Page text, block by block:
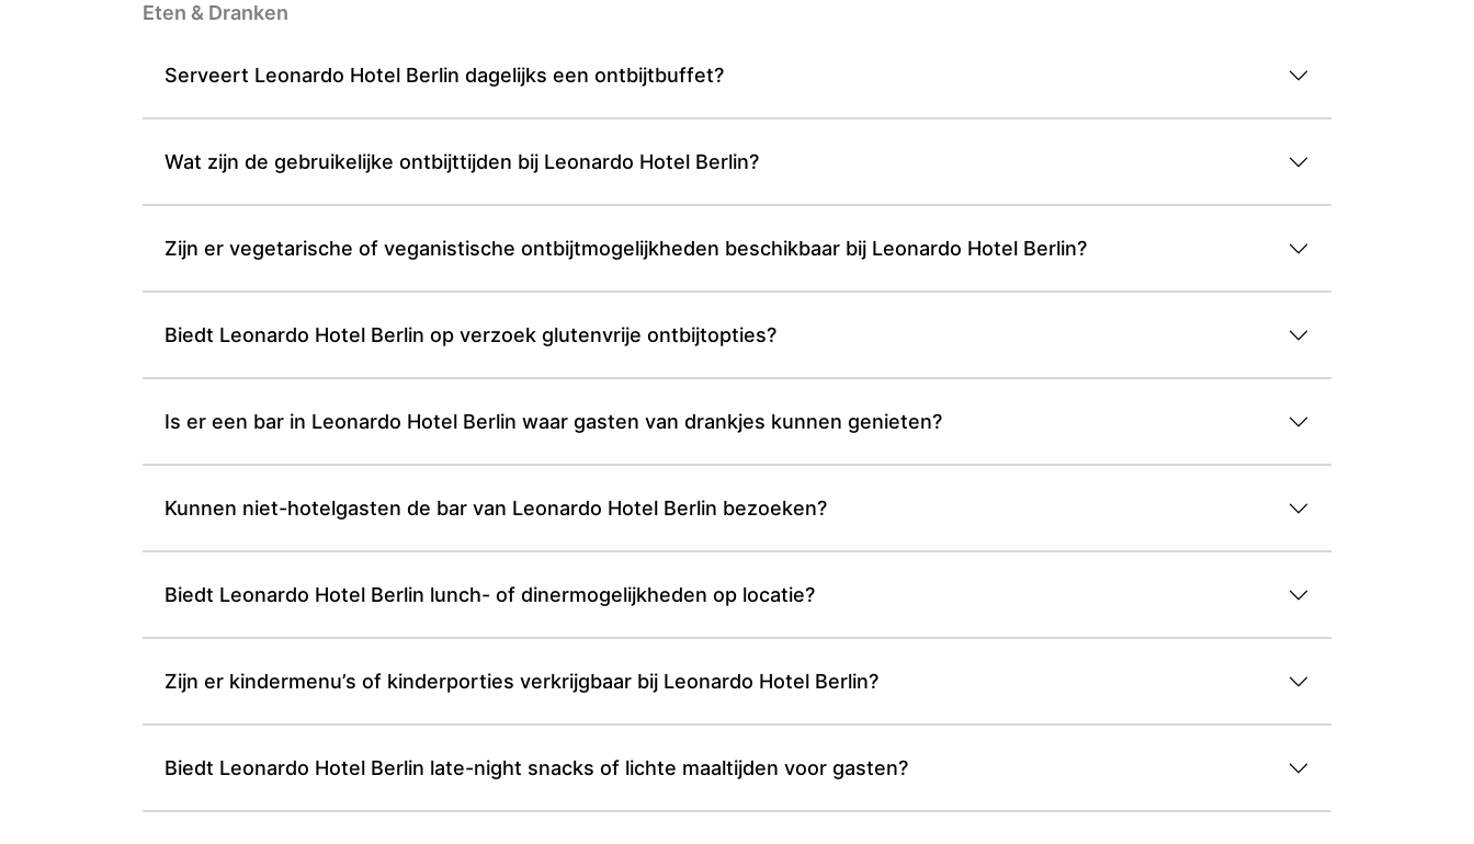
Eten & Dranken
Serveert Leonardo Hotel Berlin dagelijks een ontbijtbuffet?
Wat zijn de gebruikelijke ontbijttijden bij Leonardo Hotel Berlin?
Zijn er vegetarische of veganistische ontbijtmogelijkheden beschikbaar bij Leonardo Hotel Berlin?
Biedt Leonardo Hotel Berlin op verzoek glutenvrije ontbijtopties?
Is er een bar in Leonardo Hotel Berlin waar gasten van drankjes kunnen genieten?
Kunnen niet-hotelgasten de bar van Leonardo Hotel Berlin bezoeken?
Biedt Leonardo Hotel Berlin lunch- of dinermogelijkheden op locatie?
Zijn er kindermenu’s of kinderporties verkrijgbaar bij Leonardo Hotel Berlin?
Biedt Leonardo Hotel Berlin late-night snacks of lichte maaltijden voor gasten?